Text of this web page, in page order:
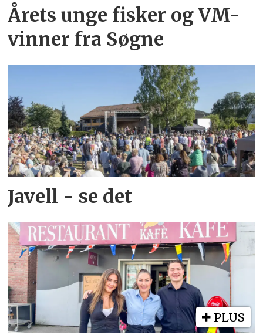
Årets unge fisker og VM-
vinner fra Søgne
Javell - se det
PLUS